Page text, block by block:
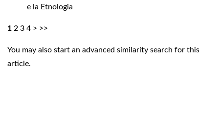
e la Etnologia
1 2 3 4 > >>
You may also start an advanced similarity search for this
article.